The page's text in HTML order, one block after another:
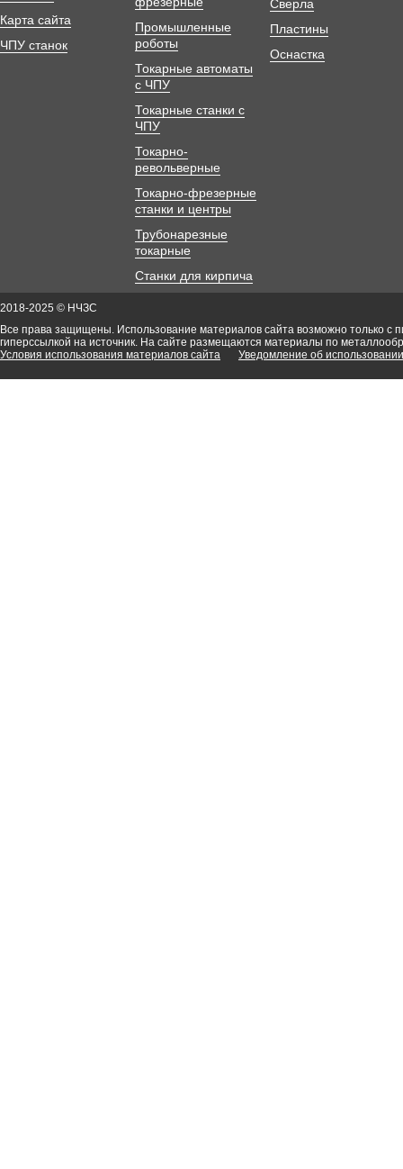
Карта сайта
ЧПУ станок
Промышленные
роботы
Токарные автоматы
с ЧПУ
Токарные станки с
ЧПУ
Токарно-
револьверные
Токарно-фрезерные
станки и центры
Трубонарезные
токарные
Станки для кирпича
Сверла
Пластины
Оснастка
2018-2025 © НЧЗС
Все права защищены. Использование материалов сайта возможно только с
гиперссылкой на источник. На сайте размещаются материалы по
Условия использования материалов сайта
Уведомление об